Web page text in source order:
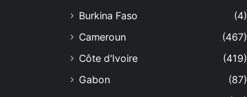
Burkina Faso
(4)
Cameroun
(467)
Côte d'Ivoire
(419)
Gabon
(87)